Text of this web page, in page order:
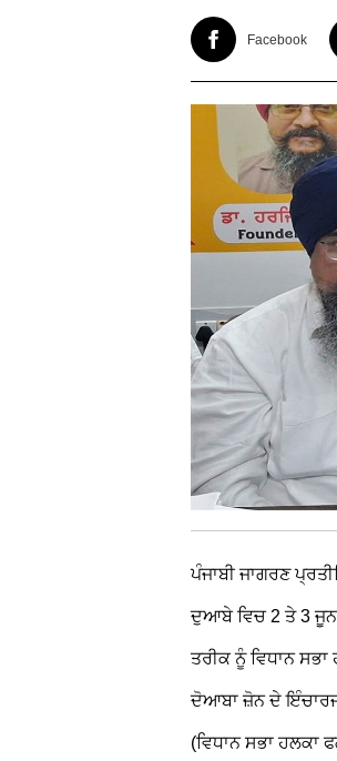
Facebook
ਪੰਜਾਬੀ ਜਾਗਰਣ
ਦੁਆਬੇ ਵਿਚ 2 ਤੇ 3 ਜੂਨ
ਤਰੀਕ ਨੂੰ ਵਿਧਾਨ
ਦੋਆਬਾ ਜ਼ੋਨ ਦੇ
(ਵਿਧਾਨ ਸਭਾ ਹਲਕਾ